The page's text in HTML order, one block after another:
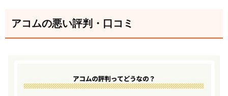
アコムの悪い評判・口コミ